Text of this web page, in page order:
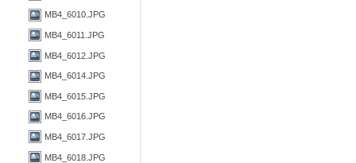
MB4_6010.JPG
MB4_6011.JPG
MB4_6012.JPG
MB4_6014.JPG
MB4_6015.JPG
MB4_6016.JPG
MB4_6017.JPG
MB4_6018.JPG